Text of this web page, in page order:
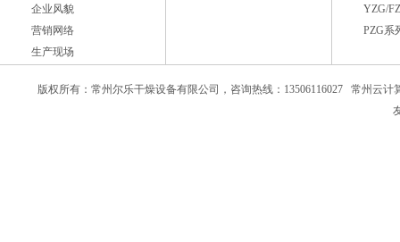
企业风貌
营销网络
生产现场
YZG/
PZG系
版权所有：常州尔乐干燥设备有限公司，咨询热线：13506116027 常州云计